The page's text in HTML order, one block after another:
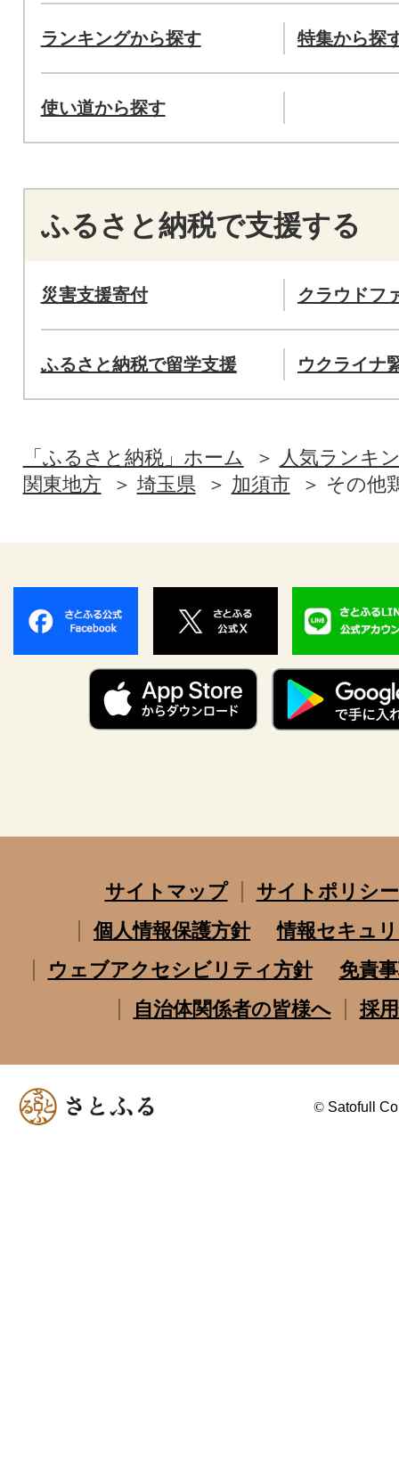
ランキングから探す 特集から探
使い道から探す
ふるさと納税で支援する
災害支援寄付 クラウドフ
ふるさと納税で留学支援 ウクライナ
「ふるさと納税」ホーム
人気ランキ
関東地方
埼玉県 加須市 その他
サイトマップ
サイトポリシー
個人情報保護方針
情報セキュ
ウェブアクセシビリティ方針
免責
自治体関係者の皆様へ
採
© Satofull